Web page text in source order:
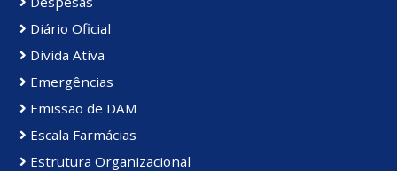
Diário Oficial
Divida Ativa
Emergências
Emissão de DAM
Escala Farmácias
Estrutura Organizacional